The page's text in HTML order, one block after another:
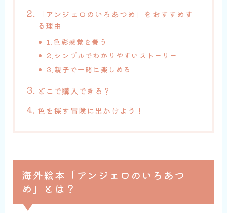
「アンジェロのいろあつめ」をおすすめす
る理由
1.色彩感覚を養う
2.シンプルでわかりやすいストーリー
3.親子で一緒に楽しめる
どこで購入できる？
色を探す冒険に出かけよう！
海外絵本 「アンジェロのいろあつ
め」とは？